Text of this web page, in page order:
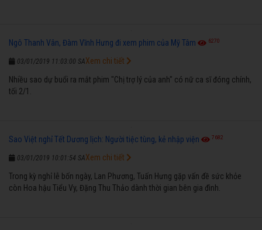
Ngô Thanh Vân, Đàm Vĩnh Hưng đi xem phim của Mỹ Tâm 6270
03/01/2019 11:03:00 SA
Nhiều sao dự buổi ra mắt phim "Chị trợ lý của anh" có nữ ca sĩ đóng chính,
tối 2/1.
Xem chi tiết
Sao Việt nghỉ Tết Dương lịch: Người tiệc tùng, kẻ nhập viện 7682
03/01/2019 10:01:54 SA
Trong kỳ nghỉ lễ bốn ngày, Lan Phương, Tuấn Hưng gặp vấn đề sức khỏe
còn Hoa hậu Tiểu Vy, Đặng Thu Thảo dành thời gian bên gia đình.
Xem chi tiết